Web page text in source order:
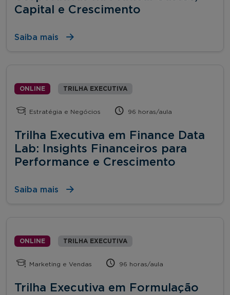
Capital e Crescimento
Saiba mais
ONLINE TRILHA EXECUTIVA
Estratégia e Negócios 96 horas/aula
Trilha Executiva em Finance Data
Lab: Insights Financeiros para
Performance e Crescimento
Saiba mais
ONLINE TRILHA EXECUTIVA
Marketing e Vendas 96 horas/aula
Trilha Executiva em Formulação